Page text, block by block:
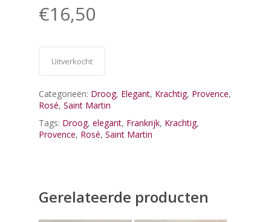
€16,50
Uitverkocht
Categorieën: Droog, Elegant, Krachtig, Provence,
Rosé, Saint Martin
Tags: Droog, elegant, Frankrijk, Krachtig,
Provence, Rosé, Saint Martin
Gerelateerde producten